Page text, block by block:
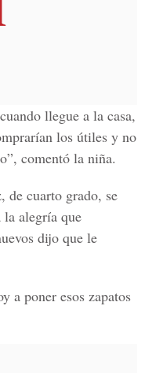
llegue a la casa,
los útiles y no
comentó la niña.
de cuarto grado, se
alegría que
dijo que le
a poner esos zapatos